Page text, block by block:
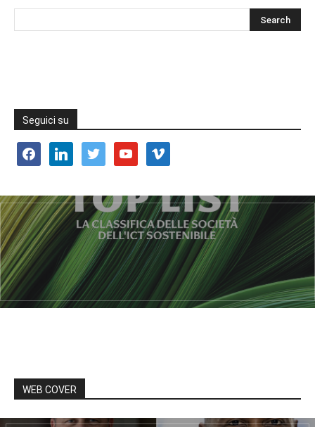
Seguici su
facebooklinkedin twitter youtube vimeo
WEB COVER